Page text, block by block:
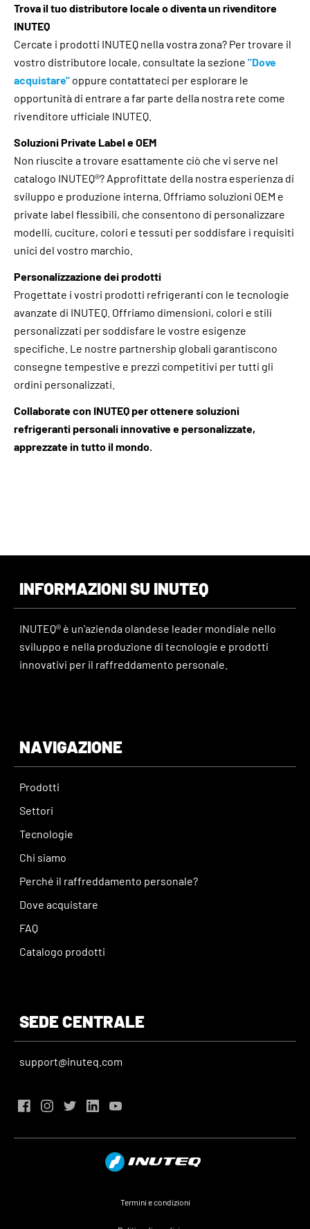
Trova il tuo distributore locale o diventa un rivenditore
INUTEQ
Cercate i prodotti INUTEQ nella vostra zona? Per trovare il
vostro distributore locale, consultate la sezione "Dove
acquistare" oppure contattateci per esplorare le
opportunità di entrare a far parte della nostra rete come
rivenditore ufficiale INUTEQ.
Soluzioni Private Label e OEM
Non riuscite a trovare esattamente ciò che vi serve nel
catalogo INUTEQ®? Approfittate della nostra esperienza di
sviluppo e produzione interna. Offriamo soluzioni OEM e
private label flessibili, che consentono di personalizzare
modelli, cuciture, colori e tessuti per soddisfare i requisiti
unici del vostro marchio.
Personalizzazione dei prodotti
Progettate i vostri prodotti refrigeranti con le tecnologie
avanzate di INUTEQ. Offriamo dimensioni, colori e stili
personalizzati per soddisfare le vostre esigenze
specifiche. Le nostre partnership globali garantiscono
consegne tempestive e prezzi competitivi per tutti gli
ordini personalizzati.
Collaborate con INUTEQ per ottenere soluzioni
refrigeranti personali innovative e personalizzate,
apprezzate in tutto il mondo.
INFORMAZIONI SU INUTEQ
INUTEQ® è un'azienda olandese leader mondiale nello
sviluppo e nella produzione di tecnologie e prodotti
innovativi per il raffreddamento personale.
NAVIGAZIONE
Prodotti
Settori
Tecnologie
Chi siamo
Perché il raffreddamento personale?
Dove acquistare
FAQ
Catalogo prodotti
SEDE CENTRALE
support@inuteq.com
Termini e condizioni